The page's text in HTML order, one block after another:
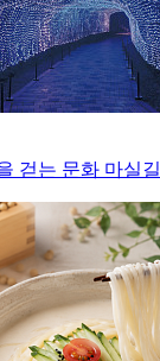
걷는 문화 마실길